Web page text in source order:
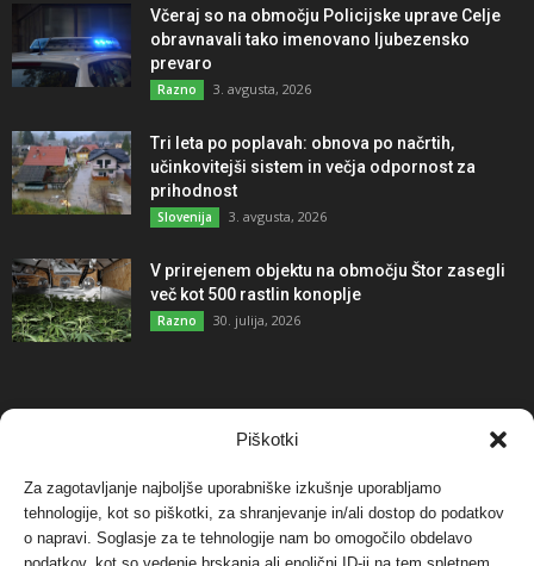
Piškotki
Za zagotavljanje najboljše uporabniške izkušnje uporabljamo
tehnologije, kot so piškotki, za shranjevanje in/ali dostop do podatkov
o napravi. Soglasje za te tehnologije nam bo omogočilo obdelavo
Včeraj so na območju Policijske uprave Celje
obravnavali tako imenovano ljubezensko
prevaro
Razno 3. avgusta, 2026
Tri leta po poplavah: obnova po načrtih,
učinkovitejši sistem in večja odpornost za
prihodnost
Slovenija 3. avgusta, 2026
V prirejenem objektu na območju Štor zasegli
več kot 500 rastlin konoplje
Razno 30. julija, 2026
NAJBOLJ KOMENTIRANO
Protest proti vetrnim elektrarnam na Ojstrici, v
svetu pa vedno bolj...
Dogodki 12. maja, 2017